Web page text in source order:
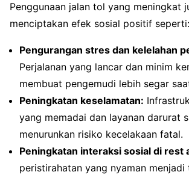
Penggunaan jalan tol yang meningkat
menciptakan efek sosial positif seperti:
Pengurangan stres dan kelelahan
Perjalanan yang lancar dan minim
membuat pengemudi lebih segar
Peningkatan keselamatan:
yang memadai dan layanan darurat
menurunkan risiko kecelakaan fatal.
Peningkatan interaksi sosial di rest
peristirahatan yang nyaman menjadi